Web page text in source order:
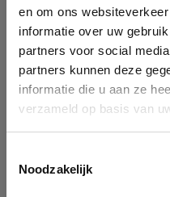
en om ons
informatie over uw
partners voor social
partners kunnen deze
informatie die u aan ze
verzameld op basis van
Noodzakelijk
Identification
Please fill in your
You can search a company in
enterprise ID. When a
form. If you don't find your
See details
Ok